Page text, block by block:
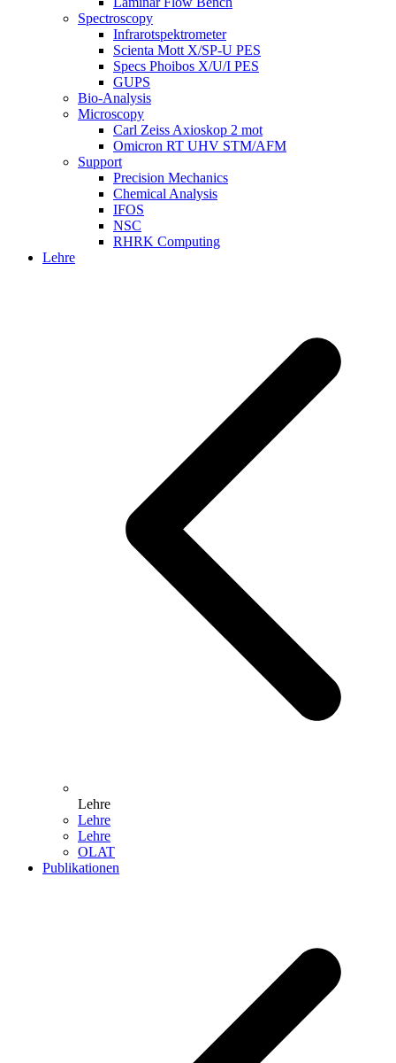
Spectroscopy
Infrarotspektrometer
Scienta Mott X/SP-U PES
Specs Phoibos X/U/I PES
GUPS
Bio-Analysis
Microscopy
Carl Zeiss Axioskop 2 mot
Omicron RT UHV STM/AFM
Support
Precision Mechanics
Chemical Analysis
IFOS
NSC
RHRK Computing
Lehre
Lehre
Lehre
Lehre
OLAT
Publikationen